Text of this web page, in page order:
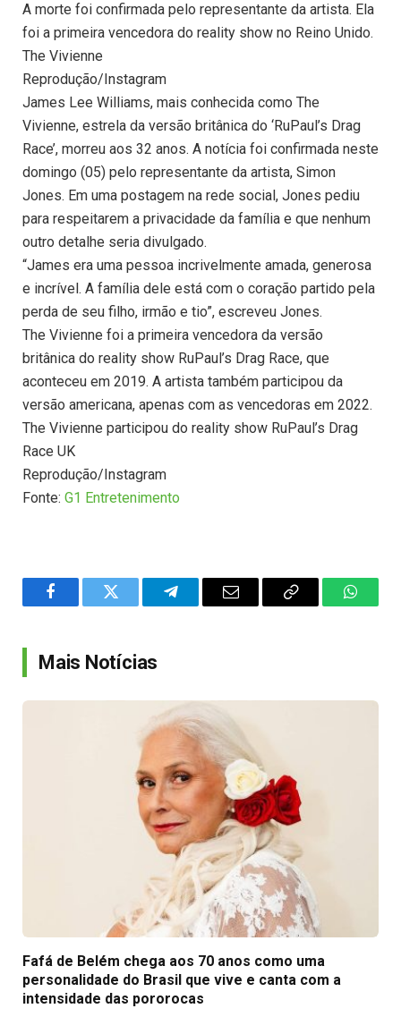
A morte foi confirmada pelo representante da artista. Ela
foi a primeira vencedora do reality show no Reino Unido.
The Vivienne
Reprodução/Instagram
James Lee Williams, mais conhecida como The
Vivienne, estrela da versão britânica do ‘RuPaul’s Drag
Race’, morreu aos 32 anos. A notícia foi confirmada neste
domingo (05) pelo representante da artista, Simon
Jones. Em uma postagem na rede social, Jones pediu
para respeitarem a privacidade da família e que nenhum
outro detalhe seria divulgado.
“James era uma pessoa incrivelmente amada, generosa
e incrível. A família dele está com o coração partido pela
perda de seu filho, irmão e tio”, escreveu Jones.
The Vivienne foi a primeira vencedora da versão
britânica do reality show RuPaul’s Drag Race, que
aconteceu em 2019. A artista também participou da
versão americana, apenas com as vencedoras em 2022.
The Vivienne participou do reality show RuPaul’s Drag
Race UK
Reprodução/Instagram
Fonte: G1 Entretenimento
FacebookTwitter TelegramEmail
Copy
Mais Notícias
Fafá de Belém chega aos 70 anos como uma
personalidade do Brasil que vive e canta com a
intensidade das pororocas